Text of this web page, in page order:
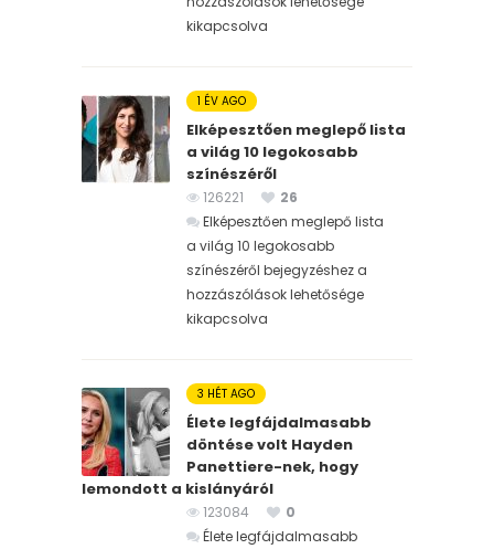
kikapcsolva
1 ÉV AGO
Elképesztően meglepő lista
a világ 10 legokosabb
színészéről
126221
26
Elképesztően meglepő lista
a világ 10 legokosabb
színészéről bejegyzéshez a
hozzászólások lehetősége
kikapcsolva
3 HÉT AGO
Élete legfájdalmasabb
döntése volt Hayden
Panettiere-nek, hogy
lemondott a kislányáról
123084
0
Élete legfájdalmasabb